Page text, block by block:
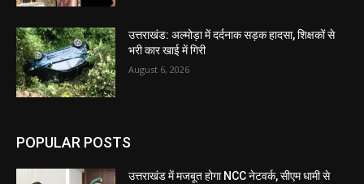
उत्तराखंड: अल्मोड़ा में दर्दनाक सड़क हादसा, शिक्षकों से
भरी कार खाई में गिरी
August 6, 2026
POPULAR POSTS
उत्तराखंड में मजबूत होगा NCC नेटवर्क, सीएम धामी से